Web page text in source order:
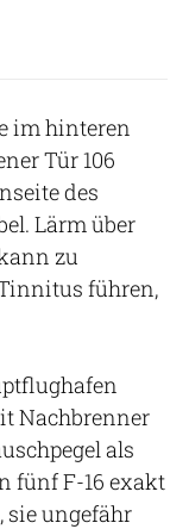
im hinteren
Tür 106
des
Lärm über
zu
führen,
Nachbrenner
als
fünf F-16 exakt
sie ungefähr